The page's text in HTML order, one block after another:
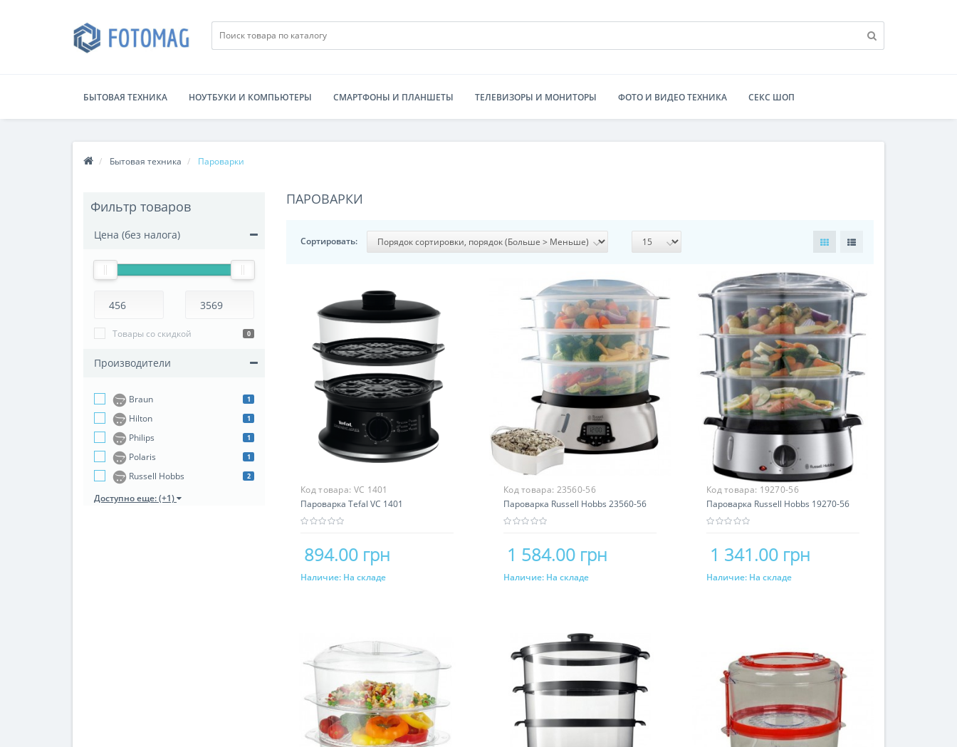
БЫТОВАЯ ТЕХНИКА НОУТБУКИ И КОМПЬЮТЕРЫ СМАРТФОНЫ И ПЛАНШЕТЫ ТЕЛЕВИЗОРЫ И МОНИТОРЫ ФОТО И ВИДЕО ТЕХНИКА СЕКС ШОП
Бытовая техника Пароварки
Фильтр товаров
Цена (без налога)
Товары со скидкой 0
Производители
Braun 1
Hilton 1
Philips 1
Polaris 1
Russell Hobbs 2
Доступно еще: (+1)
ПАРОВАРКИ
Сортировать:
Код товара: VC 1401
Пароварка Tefal VC 1401
894.00 грн
Купить
Наличие: На складе
Код товара: 23560-56
Пароварка Russell Hobbs 23560-56
1 584.00 грн
Купить
Наличие: На складе
Код товара: 19270-56
Пароварка Russell Hobbs 19270-56
1 341.00 грн
Купить
Наличие: На складе